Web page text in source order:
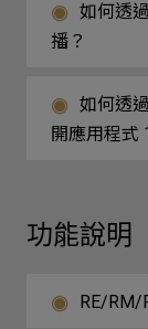
如何透
播？
如何透
開應用程式
功能說明
RE/